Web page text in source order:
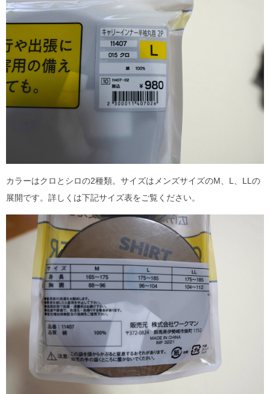
カラーはクロとシロの2種類。サイズはメンズサイズのM、L、LLの
展開です。詳しくは下記サイズ表をご覧ください。